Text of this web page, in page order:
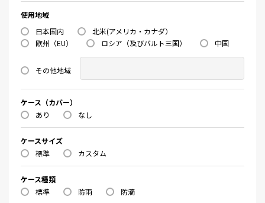
使用地域
日本国内
北米(アメリカ・カナダ）
欧州（EU）
ロシア（及びバルト三国） 中国
その他地域
ケース（カバー）
あり
なし
ケースサイズ
標準
カスタム
ケース種類
標準
防雨 防滴